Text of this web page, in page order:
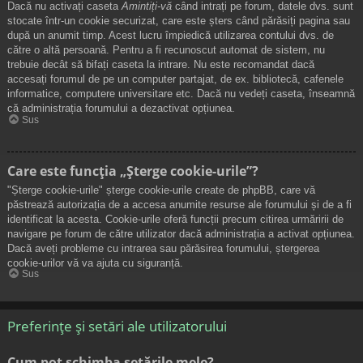
Dacă nu activați casetaAmintiți-vă când intrați pe forum, datele dvs. sunt
stocate într-un cookie securizat, care este șters când părăsiți pagina sau
după un anumit timp. Acest lucru împiedică utilizarea contului dvs. de
către o altă persoană. Pentru a fi recunoscut automat de sistem, nu
trebuie decât să bifați caseta la intrare. Nu este recomandat dacă
accesați forumul de pe un computer partajat, de ex. bibliotecă, cafenele
informatice, computere universitare etc. Dacă nu vedeți caseta, înseamnă
că administrația forumului a dezactivat opțiunea.
Sus
Care este funcția „Șterge cookie-urile”?
"Șterge cookie-urile" șterge cookie-urile create de phpBB, care vă
păstrează autorizația de a accesa anumite resurse ale forumului și de a fi
identificat la acesta. Cookie-urile oferă funcții precum citirea urmăririi de
navigare pe forum de către utilizator dacă administrația a activat opțiunea.
Dacă aveți probleme cu intrarea sau părăsirea forumului, ștergerea
cookie-urilor vă va ajuta cu siguranță.
Sus
Preferințe și setări ale utilizatorului